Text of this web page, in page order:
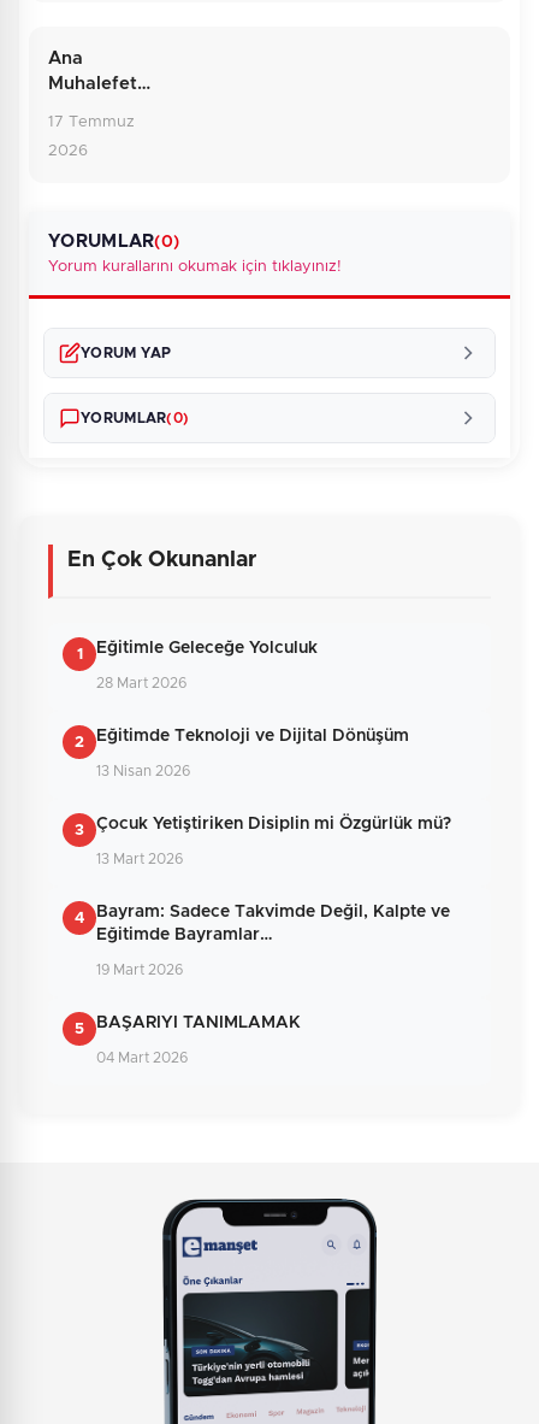
Ana
Muhalefette
CHP
17 Temmuz
2026
YORUMLAR(0)
Yorum kurallarını okumak için tıklayınız!
YORUM YAP
Güvenlik Sorusu:
YORUMLAR(0)
En Çok Okunanlar
1 Eğitimle Geleceğe Yolculuk
28 Mart 2026
2 Eğitimde Teknoloji ve Dijital Dönüşüm
13 Nisan 2026
3 Çocuk Yetiştiriken Disiplin mi Özgürlük mü?
13 Mart 2026
4
Bayram: Sadece Takvimde Değil, Kalpte ve
Eğitimde Bayramlar…
19 Mart 2026
5 BAŞARIYI TANIMLAMAK
04 Mart 2026